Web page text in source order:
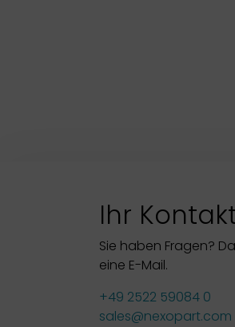
Ihr
Sie haben Fragen?
eine E-Mail.
+49 2522 59084 0
sales@nexopart.com